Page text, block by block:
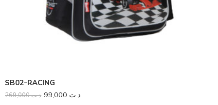
SB02-RACING
د.ت269,000 د.ت